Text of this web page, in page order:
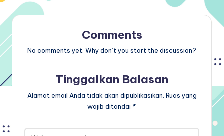
Comments
No comments yet. Why don’t you start the discussion?
Tinggalkan Balasan
Alamat email Anda tidak akan dipublikasikan. Ruas yang
wajib ditandai *